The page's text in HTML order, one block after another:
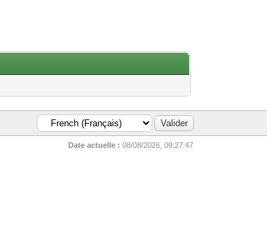
Date actuelle : 08/08/2026, 09:27:47